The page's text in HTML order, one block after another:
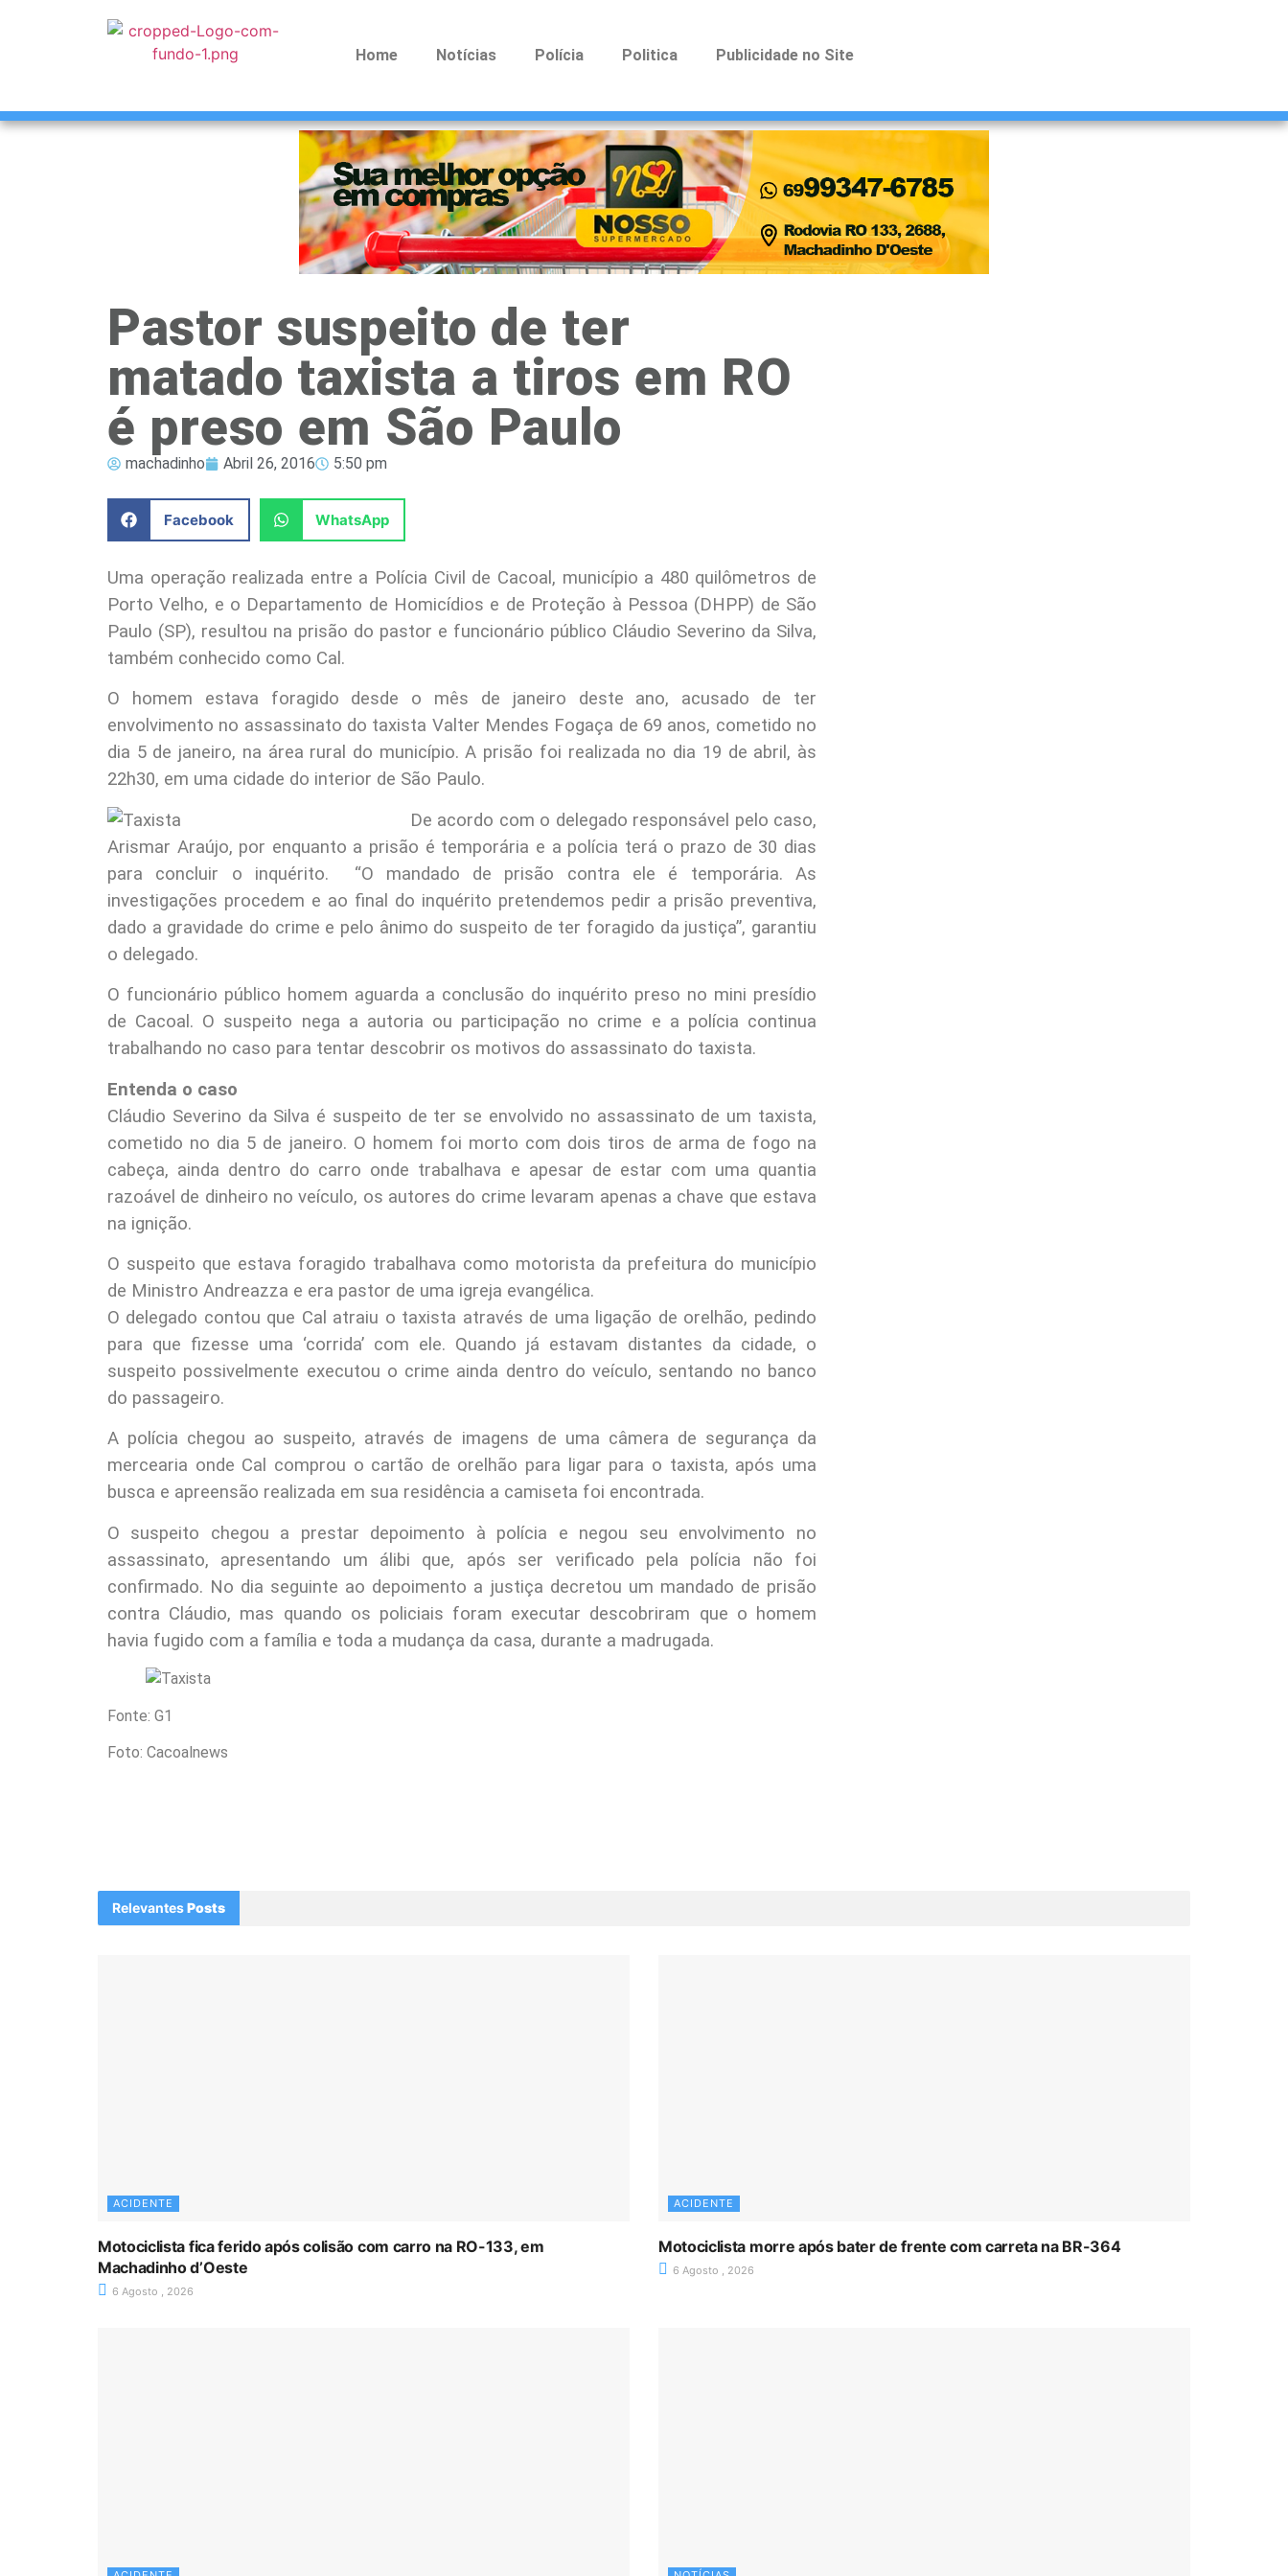
Home Notícias Polícia Politica Publicidade no Site
Pastor suspeito de ter
matado taxista a tiros em RO
é preso em São Paulo
machadinho Abril 26, 2016 5:50 pm
Facebook WhatsApp
Uma operação realizada entre a Polícia Civil de Cacoal, município a 480 quilômetros de
Porto Velho, e o Departamento de Homicídios e de Proteção à Pessoa (DHPP) de São
Paulo (SP), resultou na prisão do pastor e funcionário público Cláudio Severino da Silva,
também conhecido como Cal.
O homem estava foragido desde o mês de janeiro deste ano, acusado de ter
envolvimento no assassinato do taxista Valter Mendes Fogaça de 69 anos, cometido no
dia 5 de janeiro, na área rural do município. A prisão foi realizada no dia 19 de abril, às
22h30, em uma cidade do interior de São Paulo.
De acordo com o delegado responsável pelo caso,
Arismar Araújo, por enquanto a prisão é temporária e a polícia terá o prazo de 30 dias
para concluir o inquérito. “O mandado de prisão contra ele é temporária. As
investigações procedem e ao final do inquérito pretendemos pedir a prisão preventiva,
dado a gravidade do crime e pelo ânimo do suspeito de ter foragido da justiça”, garantiu
o delegado.
O funcionário público homem aguarda a conclusão do inquérito preso no mini presídio
de Cacoal. O suspeito nega a autoria ou participação no crime e a polícia continua
trabalhando no caso para tentar descobrir os motivos do assassinato do taxista.
Entenda o caso
Cláudio Severino da Silva é suspeito de ter se envolvido no assassinato de um taxista,
cometido no dia 5 de janeiro. O homem foi morto com dois tiros de arma de fogo na
cabeça, ainda dentro do carro onde trabalhava e apesar de estar com uma quantia
razoável de dinheiro no veículo, os autores do crime levaram apenas a chave que estava
na ignição.
O suspeito que estava foragido trabalhava como motorista da prefeitura do município
de Ministro Andreazza e era pastor de uma igreja evangélica.
O delegado contou que Cal atraiu o taxista através de uma ligação de orelhão, pedindo
para que fizesse uma ‘corrida’ com ele. Quando já estavam distantes da cidade, o
suspeito possivelmente executou o crime ainda dentro do veículo, sentando no banco
do passageiro.
A polícia chegou ao suspeito, através de imagens de uma câmera de segurança da
mercearia onde Cal comprou o cartão de orelhão para ligar para o taxista, após uma
busca e apreensão realizada em sua residência a camiseta foi encontrada.
O suspeito chegou a prestar depoimento à polícia e negou seu envolvimento no
assassinato, apresentando um álibi que, após ser verificado pela polícia não foi
confirmado. No dia seguinte ao depoimento a justiça decretou um mandado de prisão
contra Cláudio, mas quando os policiais foram executar descobriram que o homem
havia fugido com a família e toda a mudança da casa, durante a madrugada.
Fonte: G1
Foto: Cacoalnews
RelevantesPosts
ACIDENTE
Motociclista fica ferido após colisão com carro na RO-133, em
Machadinho d’Oeste
6 Agosto , 2026
ACIDENTE
Motociclista morre após bater de frente com carreta na BR-364
6 Agosto , 2026